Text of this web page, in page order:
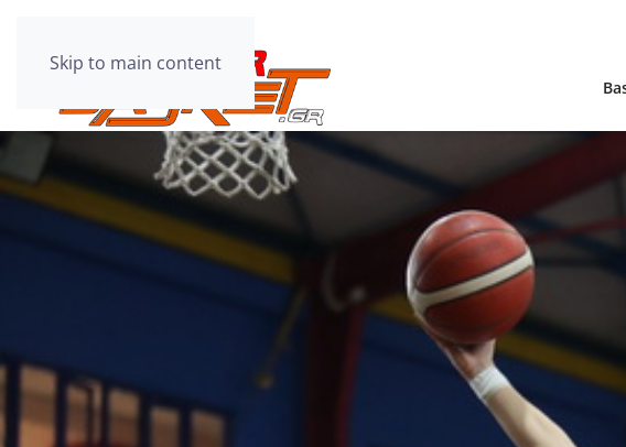
Skip to main content